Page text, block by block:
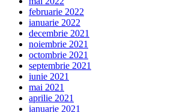
februarie 2022
ianuarie 2022
decembrie 2021
noiembrie 2021
octombrie 2021
septembrie 2021
iunie 2021
mai 2021
aprilie 2021
ianuarie 2021